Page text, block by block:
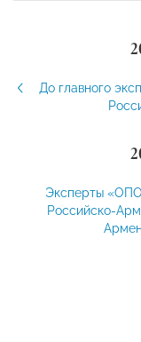
До главного
Эксперты
Российско-